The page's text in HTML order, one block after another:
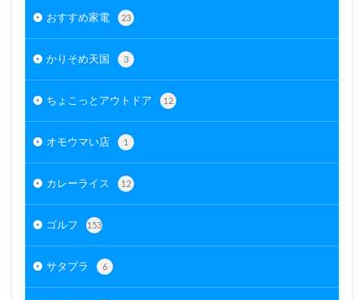
おすすめ家電 23
かりそめ天国 3
ちょこっとアウトドア 12
オモウマい店 1
カレーライス 12
ゴルフ 153
サタプラ 6